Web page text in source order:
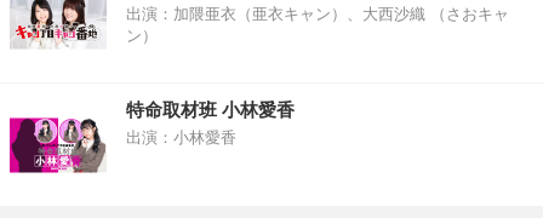
出演：加隈亜衣（亜衣キャン）、大西沙織 （さおキャ
ン）
特命取材班 小林愛香
出演：小林愛香